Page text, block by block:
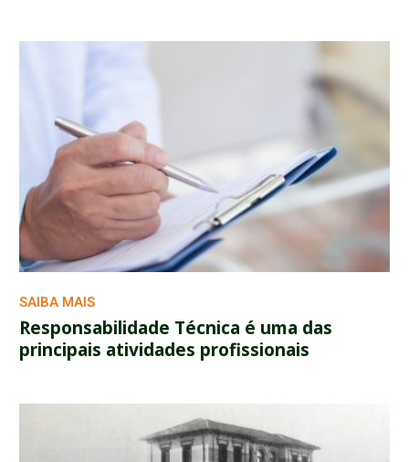
SAIBA MAIS
Responsabilidade Técnica é uma das
principais atividades profissionais